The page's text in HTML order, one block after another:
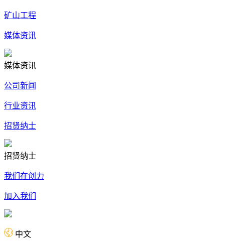
矿山工程
媒体资讯
媒体资讯
公司新闻
行业资讯
招贤纳士
招贤纳士
我们在创力
加入我们
中文